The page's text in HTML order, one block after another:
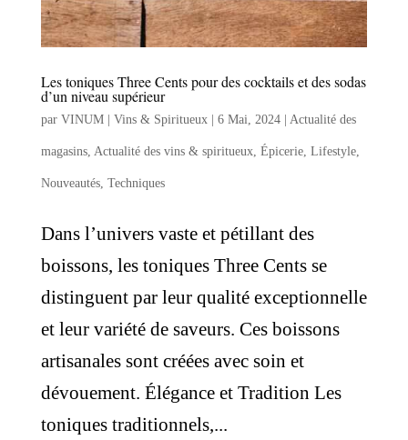
Les toniques Three Cents pour des cocktails et des sodas
d’un niveau supérieur
par VINUM | Vins & Spiritueux| 6 Mai, 2024| Actualité des
magasins, Actualité des vins & spiritueux, Épicerie, Lifestyle,
Nouveautés, Techniques
Dans l’univers vaste et pétillant des
boissons, les toniques Three Cents se
distinguent par leur qualité exceptionnelle
et leur variété de saveurs. Ces boissons
artisanales sont créées avec soin et
dévouement. Élégance et Tradition Les
toniques traditionnels,...